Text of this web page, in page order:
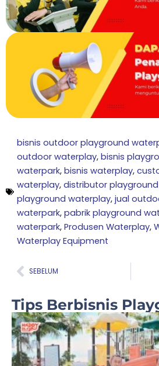
bisnis outdoor playground
outdoor waterplay, bisnis
waterpark, bisnis waterplay,
waterplay, distributor
playground waterplay, jual
waterpark, pabrik playground
waterpark, Produsen Waterplay,
Waterplay Equipment
Prev
SEBELUM
Tips Berbisnis